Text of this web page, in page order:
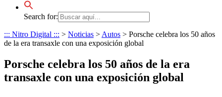
Search for:
::: Nitro Digital ::: > Noticias > Autos > Porsche celebra los 50 años
de la era transaxle con una exposición global
Porsche celebra los 50 años de la era
transaxle con una exposición global